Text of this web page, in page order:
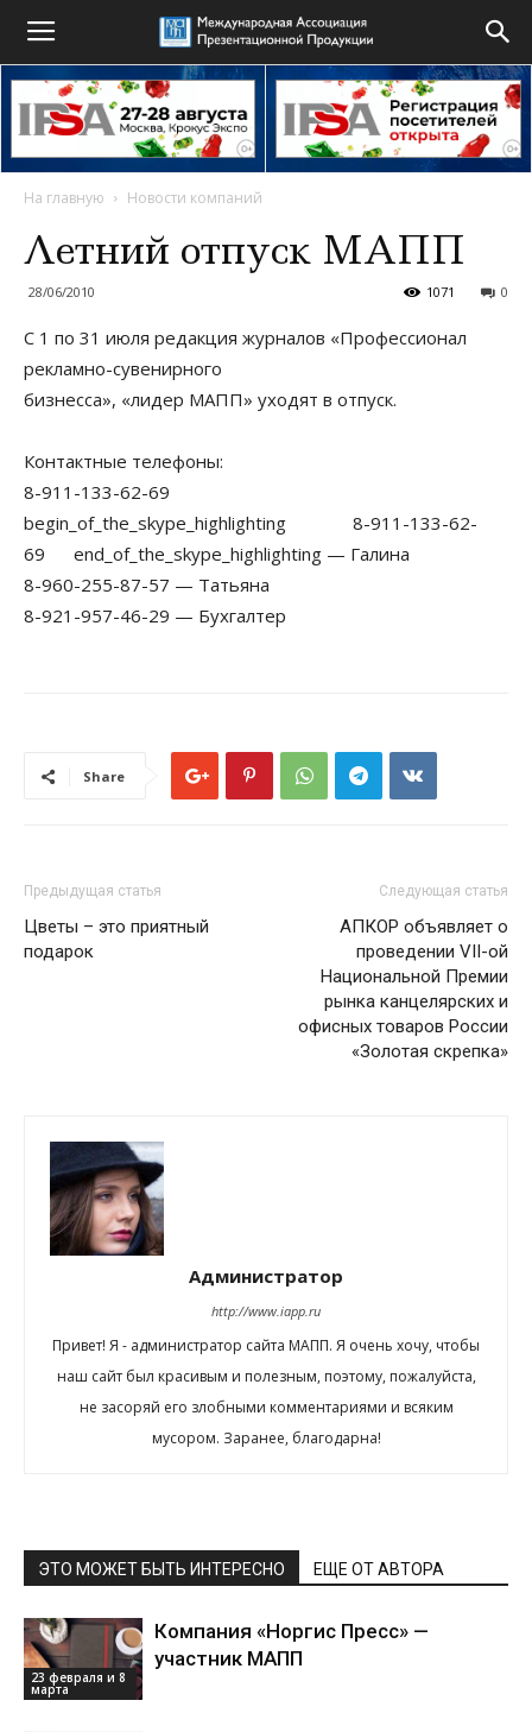
На главную Новости компаний
Летний отпуск МАПП
28/06/2010 0
1071
С 1 по 31 июля редакция журналов «Профессионал
рекламно-сувенирного
бизнесса», «лидер МАПП» уходят в отпуск.
Контактные телефоны:
8-911-133-62-69
begin_of_the_skype_highlighting 8-911-133-62-
69 end_of_the_skype_highlighting — Галина
8-960-255-87-57 — Татьяна
8-921-957-46-29 — Бухгалтер
Share
Предыдущая статья
Цветы – это приятный
подарок
Следующая статья
АПКОР объявляет о
проведении VII-ой
Национальной Премии
рынка канцелярских и
офисных товаров России
«Золотая скрепка»
Администратор
http://www.iapp.ru
Привет! Я - администратор сайта МАПП. Я очень хочу, чтобы
наш сайт был красивым и полезным, поэтому, пожалуйста,
не засоряй его злобными комментариями и всяким
мусором. Заранее, благодарна!
ЭТО МОЖЕТ БЫТЬ ИНТЕРЕСНО ЕЩЕ ОТ АВТОРА
23 февраля и 8
марта
Компания «Норгис Пресс» —
участник МАПП